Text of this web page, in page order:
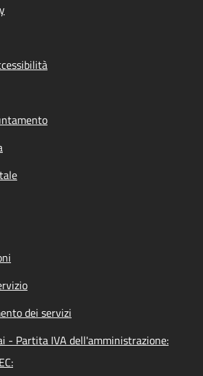
dei servizi
- Partita IVA dell'amministrazione: